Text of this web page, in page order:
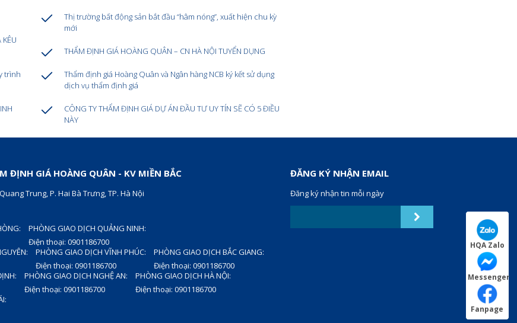
trình
Thị trường bất động sản bắt đầu “hâm nóng”, xuất hiện chu kỳ
mới
THẨM ĐỊNH GIÁ HOÀNG QUÂN – CN HÀ NỘI TUYỂN DỤNG
Thẩm định giá Hoàng Quân và Ngân hàng NCB ký kết sử dụng
dịch vụ thẩm định giá
CÔNG TY THẨM ĐỊNH GIÁ DỰ ÁN ĐẦU TƯ UY TÍN SẼ CÓ 5 ĐIỀU
NÀY
ĐỊNH GIÁ HOÀNG QUÂN - KV MIỀN BẮC
Trung, P. Hai Bà Trưng, TP. Hà Nội
PHÒNG GIAO DỊCH QUẢNG NINH:
Điện thoại: 0901186700
PHÒNG GIAO DỊCH VĨNH PHÚC:
Điện thoại: 0901186700
PHÒNG GIAO DỊCH BẮC GIANG:
Điện thoại: 0901186700
PHÒNG GIAO DỊCH NGHỆ AN:
Điện thoại: 0901186700
PHÒNG GIAO DỊCH HÀ NỘI:
Điện thoại: 0901186700
ĐĂNG KÝ NHẬN EMAIL
Đăng ký nhận tin mỗi ngày
HQA Zalo
Messenger
Fanpage